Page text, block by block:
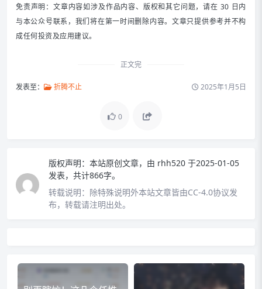
免责声明：文章内容如涉及作品内容、版权和其它问题，请在 30 日内
与本公众号联系，我们将在第一时间删除内容。文章只提供参考并不构
成任何投资及应用建议。
正文完
发表至： 折腾不止 2025年1月5日
0
版权声明： 本站原创文章，由 rhh520 于2025-01-05
发表，共计866字。
转载说明： 除特殊说明外本站文章皆由CC-4.0协议发
布，转载请注明出处。